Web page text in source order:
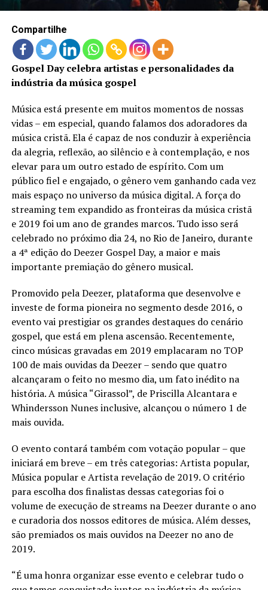
Compartilhe
Gospel Day celebra artistas e personalidades da
indústria da música gospel
Música está presente em muitos momentos de nossas
vidas – em especial, quando falamos dos adoradores da
música cristã. Ela é capaz de nos conduzir à experiência
da alegria, reflexão, ao silêncio e à contemplação, e nos
elevar para um outro estado de espírito. Com um
público fiel e engajado, o gênero vem ganhando cada vez
mais espaço no universo da música digital. A força do
streaming tem expandido as fronteiras da música cristã
e 2019 foi um ano de grandes marcos. Tudo isso será
celebrado no próximo dia 24, no Rio de Janeiro, durante
a 4ª edição do Deezer Gospel Day, a maior e mais
importante premiação do gênero musical.
Promovido pela Deezer, plataforma que desenvolve e
investe de forma pioneira no segmento desde 2016, o
evento vai prestigiar os grandes destaques do cenário
gospel, que está em plena ascensão. Recentemente,
cinco músicas gravadas em 2019 emplacaram no TOP
100 de mais ouvidas da Deezer – sendo que quatro
alcançaram o feito no mesmo dia, um fato inédito na
história. A música “Girassol”, de Priscilla Alcantara e
Whindersson Nunes inclusive, alcançou o número 1 de
mais ouvida.
O evento contará também com votação popular – que
iniciará em breve – em três categorias: Artista popular,
Música popular e Artista revelação de 2019. O critério
para escolha dos finalistas dessas categorias foi o
volume de execução de streams na Deezer durante o ano
e curadoria dos nossos editores de música. Além desses,
são premiados os mais ouvidos na Deezer no ano de
2019.
“É uma honra organizar esse evento e celebrar tudo o